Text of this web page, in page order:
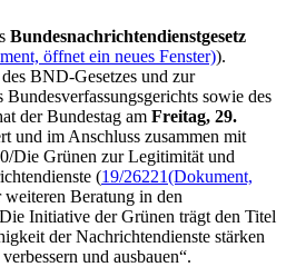
Bundesnachrichtendienstgesetz
öffnet ein neues Fenster)).
BND-Gesetzes und zur
sowie des
der Bundestag am Freitag, 29.
und im Anschluss zusammen mit
Die Grünen zur Legitimität und
(19/26221(Dokument,
weiteren Beratung in den
Initiative der Grünen trägt den Titel
der Nachrichtendienste stärken
und ausbauen“.